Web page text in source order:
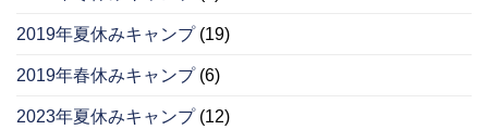
2019年夏休みキャンプ(19)
2019年春休みキャンプ(6)
2023年夏休みキャンプ(12)